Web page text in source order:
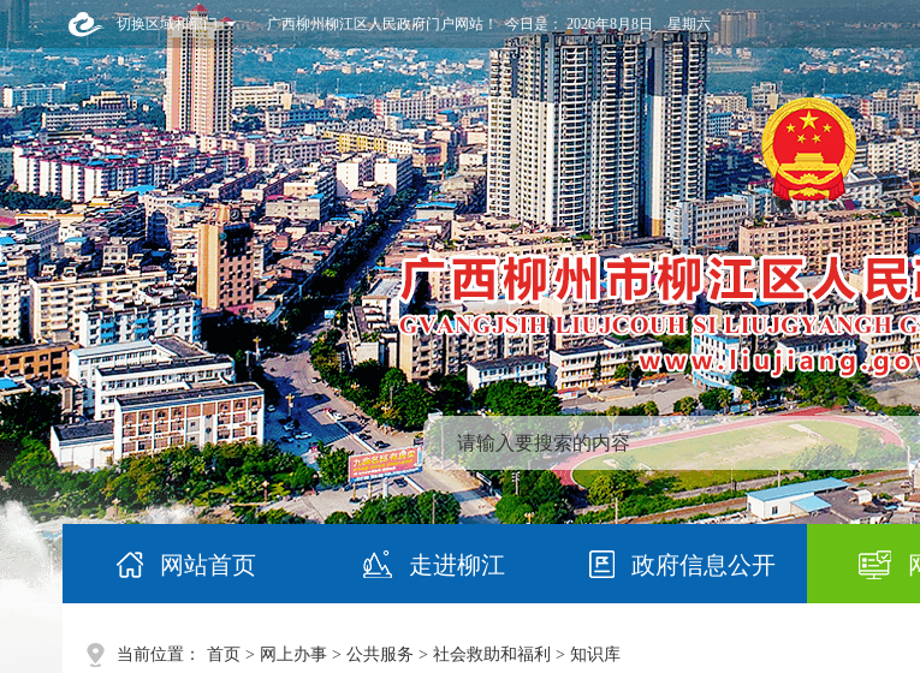
切换区域和部门 广西柳州柳江区人民政府门户网站！ 今日是：2026年8月8日 星期六
网站首页 走进柳江 政府信息公开
当前位置： 首页 > 网上办事 > 公共服务 > 社会救助和福利 > 知识库